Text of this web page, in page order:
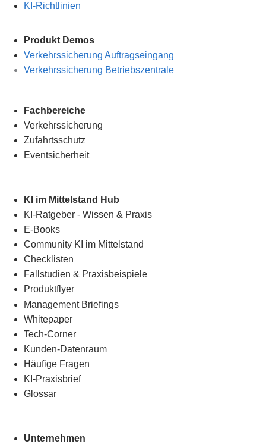
KI-Richtlinien
Produkt Demos
Verkehrssicherung Auftragseingang
Verkehrssicherung Betriebszentrale
Fachbereiche
Verkehrssicherung
Zufahrtsschutz
Eventsicherheit
KI im Mittelstand Hub
KI-Ratgeber - Wissen & Praxis
E-Books
Community KI im Mittelstand
Checklisten
Fallstudien & Praxisbeispiele
Produktflyer
Management Briefings
Whitepaper
Tech-Corner
Kunden-Datenraum
Häufige Fragen
KI-Praxisbrief
Glossar
Unternehmen